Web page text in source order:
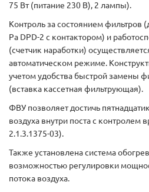
75 Вт (питание 230 В), 2 лампы).
Контроль за состоянием фильтров
Pa DPD-2 с контактором) и
(счетчик наработки)
автоматическом режиме.
учетом удобства быстрой замены
(вставка кассетная фильтрующая).
ФВУ позволяет достичь
воздуха внутри поста с
2.1.3.1375-03).
Также установлена система
возможностью регулировки
потока воздуха.